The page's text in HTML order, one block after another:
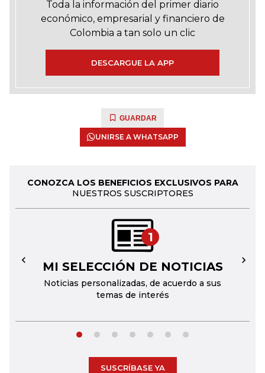
Toda la información del primer diario
económico, empresarial y financiero de
Colombia a tan solo un clic
DESCARGUE LA APP
GUARDAR
UNIRSE A WHATSAPP
CONOZCA LOS BENEFICIOS EXCLUSIVOS PARA
NUESTROS SUSCRIPTORES
1
MI SELECCIÓN DE NOTICIAS
Noticias personalizadas, de acuerdo a sus
temas de interés
← →
SUSCRÍBASE YA